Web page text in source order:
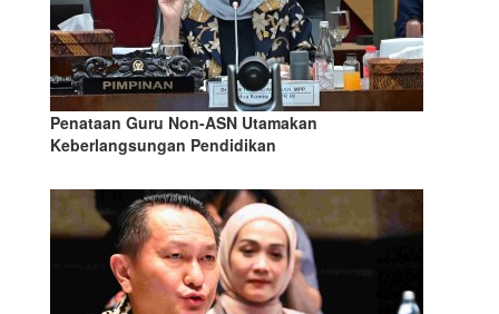
Penataan Guru Non-ASN Utamakan
Keberlangsungan Pendidikan